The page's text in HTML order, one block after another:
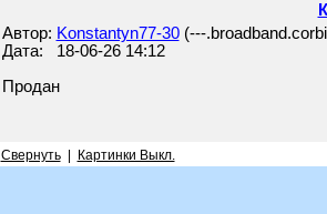
Автор: Konstantyn77-30(---
Дата: 18-06-26 14:12
Продан
Свернуть| Картинки Выкл.